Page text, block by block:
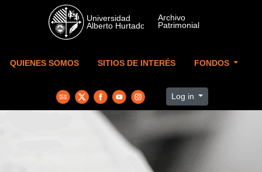
Skip to main content
QUIENES SOMOS SITIOS DE INTERÉS FONDOS
Log in